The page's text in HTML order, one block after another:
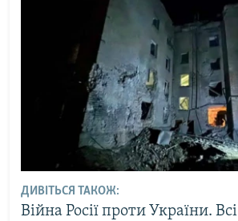
ДИВІТЬСЯ ТАКОЖ:
Війна Росії проти України.